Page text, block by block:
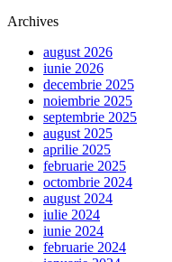
Archives
august 2026
iunie 2026
decembrie 2025
noiembrie 2025
septembrie 2025
august 2025
aprilie 2025
februarie 2025
octombrie 2024
august 2024
iulie 2024
iunie 2024
februarie 2024